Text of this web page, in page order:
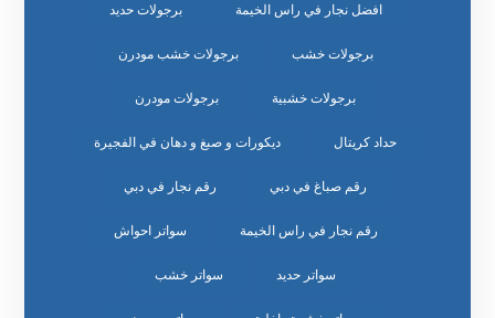
افضل نجار في راس الخيمة برجولات حديد
برجولات خشب برجولات خشب مودرن
برجولات خشبية برجولات مودرن
حداد كريتال ديكورات و صبغ و دهان في الفجيرة
رقم صباغ في دبي رقم نجار في دبي
رقم نجار في راس الخيمة سواتر احواش
سواتر حديد سواتر خشب